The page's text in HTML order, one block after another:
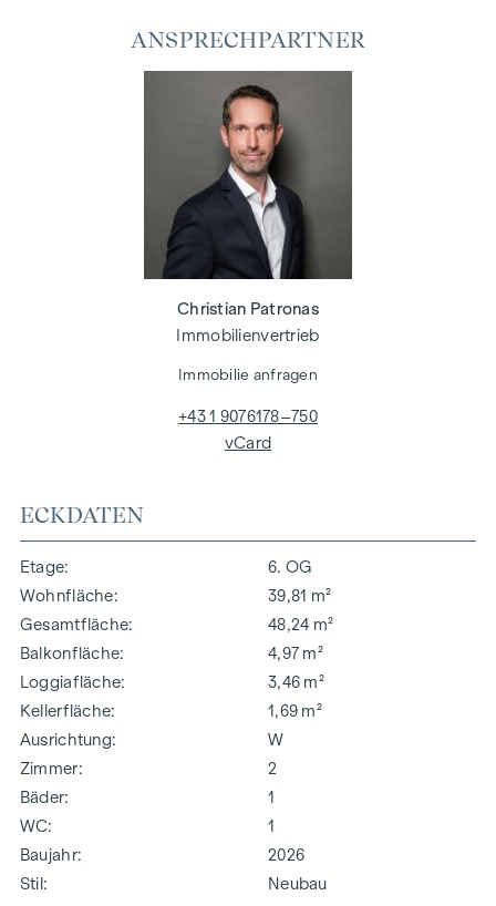
ECKDATEN
Etage
6. OG
Wohnfläche
39,81 m²
Gesamtfläche
48,24 m²
Balkonfläche
4,97 m²
Loggiafläche
3,46 m²
Kellerfläche
1,69 m²
Ausrichtung
W
Zimmer
2
Bäder
1
WC
1
Baujahr
2026
Stil
Neubau
ANSPRECHPARTNER
Christian Patronas
Immobilienvertrieb
Immobilie anfragen
+43 1 9076178–750
vCard